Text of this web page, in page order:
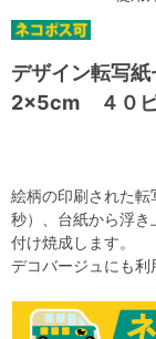
デザイン転写
2×5cm ４０
絵柄の印刷された
秒）、台紙から浮き
付け焼成します。
デコバージュにも利